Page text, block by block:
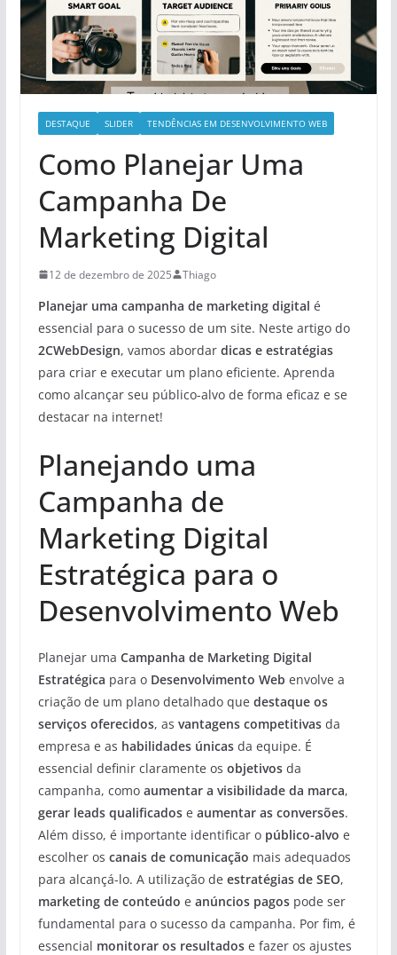
DESTAQUE SLIDER TENDÊNCIAS EM DESENVOLVIMENTO WEB
Como Planejar Uma
Campanha De
Marketing Digital
12 de dezembro de 2025 Thiago
Planejar uma campanha de marketing digital é
essencial para o sucesso de um site. Neste artigo do
2CWebDesign, vamos abordar dicas e estratégias
para criar e executar um plano eficiente. Aprenda
como alcançar seu público-alvo de forma eficaz e se
destacar na internet!
Planejando uma
Campanha de
Marketing Digital
Estratégica para o
Desenvolvimento Web
Planejar uma Campanha de Marketing Digital
Estratégica para o Desenvolvimento Web envolve a
criação de um plano detalhado que destaque os
serviços oferecidos, as vantagens competitivasda
empresa e as habilidades únicasda equipe. É
essencial definir claramente os objetivosda
campanha, como aumentar a visibilidade da marca,
gerar leads qualificadose aumentar as conversões.
Além disso, é importante identificar o público-alvo e
escolher os canais de comunicação mais adequados
para alcançá-lo. A utilização de estratégias de SEO,
marketing de conteúdo e anúncios pagospode ser
fundamental para o sucesso da campanha. Por fim, é
essencial monitorar os resultadose fazer os ajustes